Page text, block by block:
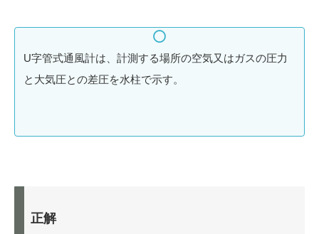
U字管式通風計は、計測する場所の空気又はガスの圧力
と大気圧との差圧を水柱で示す。
正解